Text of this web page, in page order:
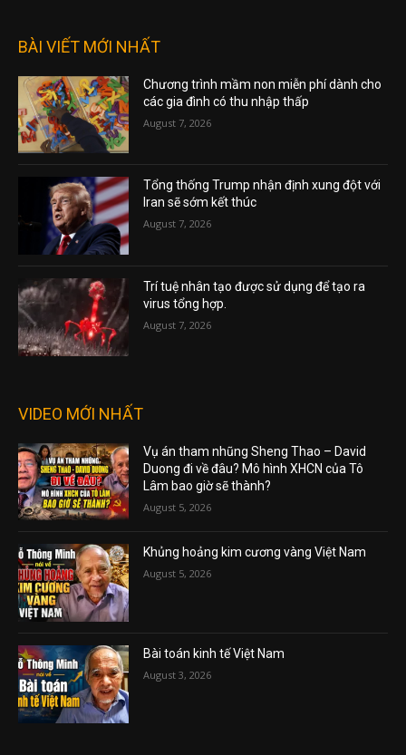
BÀI VIẾT MỚI NHẤT
Chương trình mầm non miễn phí dành cho
các gia đình có thu nhập thấp
August 7, 2026
Tổng thống Trump nhận định xung đột với
Iran sẽ sớm kết thúc
August 7, 2026
Trí tuệ nhân tạo được sử dụng để tạo ra
virus tổng hợp.
August 7, 2026
VIDEO MỚI NHẤT
Vụ án tham nhũng Sheng Thao – David
Duong đi về đâu? Mô hình XHCN của Tô
Lâm bao giờ sẽ thành?
August 5, 2026
Khủng hoảng kim cương vàng Việt Nam
August 5, 2026
Bài toán kinh tế Việt Nam
August 3, 2026